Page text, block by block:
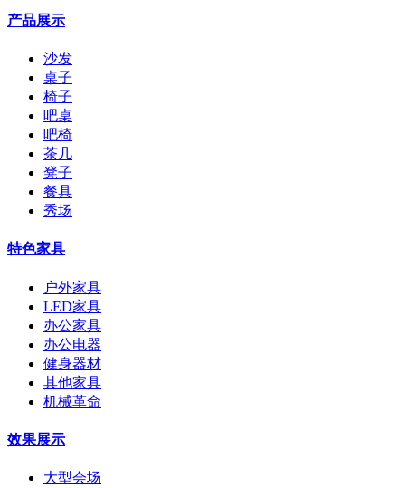
产品展示
沙发
桌子
椅子
吧桌
吧椅
茶几
凳子
餐具
秀场
特色家具
户外家具
LED家具
办公家具
办公电器
健身器材
其他家具
机械革命
效果展示
大型会场